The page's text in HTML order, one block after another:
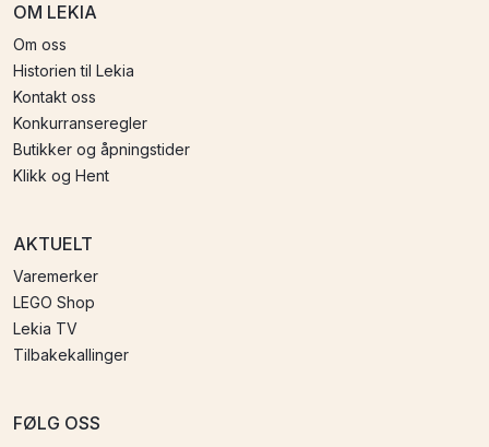
OM LEKIA
Om oss
Historien til Lekia
Kontakt oss
Konkurranseregler
Butikker og åpningstider
Klikk og Hent
AKTUELT
Varemerker
LEGO Shop
Lekia TV
Tilbakekallinger
FØLG OSS